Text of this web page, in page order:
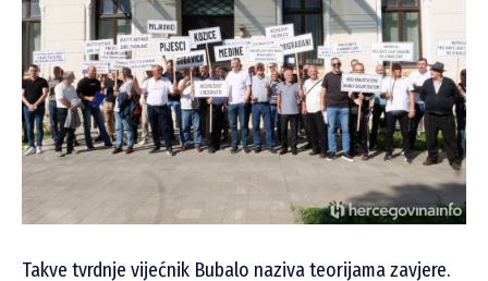
Takve tvrdnje vijećnik Bubalo naziva teorijama zavjere.